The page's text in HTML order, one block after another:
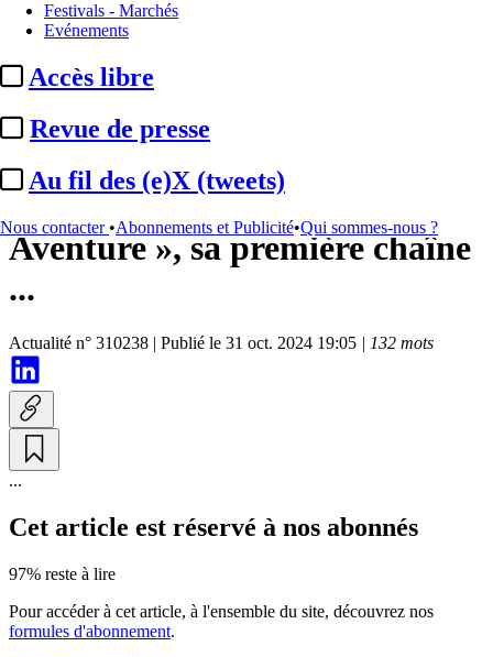
Festivals - Marchés
Evénements
Accès libre
Revue de presse
Au fil des (e)X (tweets)
Nous contacter •Abonnements et Publicité•Qui sommes-nous ?
Chaînes TV / Plateformes
Gedeon Media Group :
lancement de « Gedeon
Aventure », sa première chaîne
...
Actualité n° 310238 | Publié le 31 oct. 2024 19:05 | 132 mots
...
Cet article est réservé à nos abonnés
97% reste à lire
Pour accéder à cet article, à l'ensemble du site, découvrez nos
formules d'abonnement.